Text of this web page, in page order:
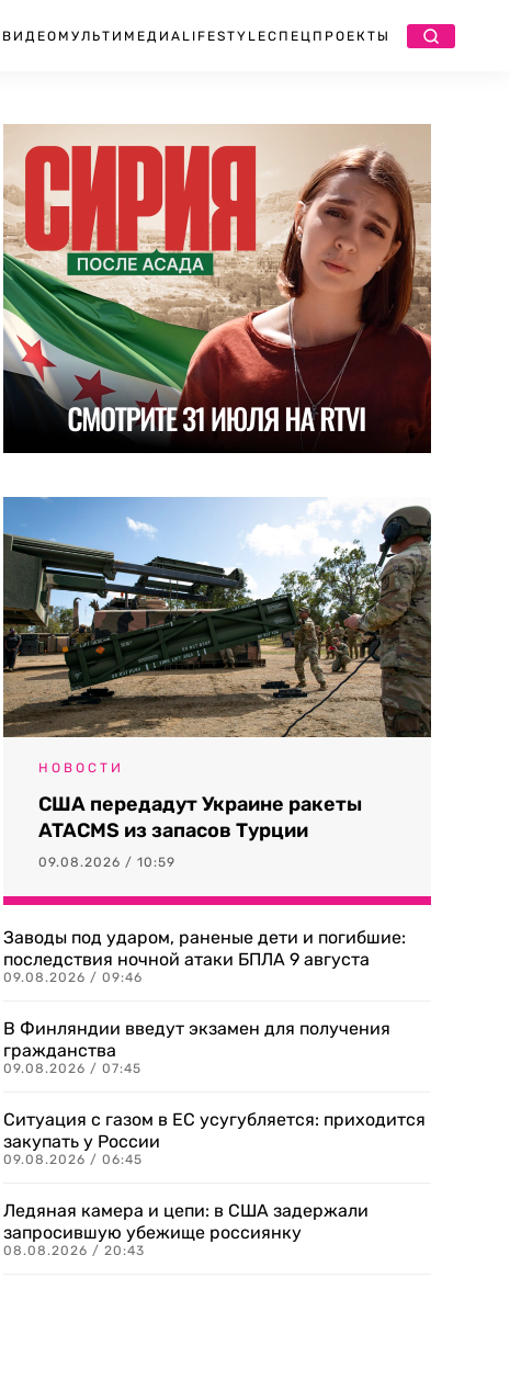
ВИДЕО МУЛЬТИМЕДИА LIFESTYLEСПЕЦПРОЕКТЫ
НОВОСТИ
США передадут Украине ракеты
ATACMS из запасов Турции
09.08.2026 / 10:59
Заводы под ударом, раненые дети и погибшие:
последствия ночной атаки БПЛА 9 августа
09.08.2026 / 09:46
В Финляндии введут экзамен для получения
гражданства
09.08.2026 / 07:45
Ситуация с газом в ЕС усугубляется: приходится
закупать у России
09.08.2026 / 06:45
Ледяная камера и цепи: в США задержали
запросившую убежище россиянку
08.08.2026 / 20:43